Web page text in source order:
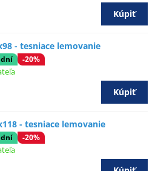
Kúpiť
- tesniace lemovanie
dní -20%
Kúpiť
- tesniace lemovanie
dní -20%